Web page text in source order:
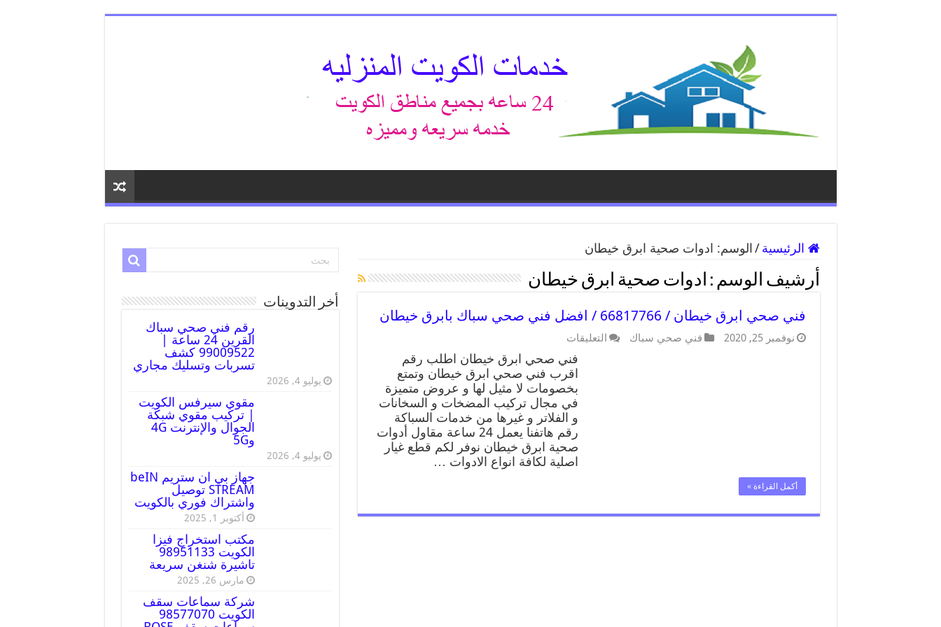
الرئيسية / الوسم: ادوات صحية ابرق خيطان
أرشيف الوسم : ادوات صحية ابرق خيطان
فني صحي ابرق خيطان / 66817766 / افضل فني صحي سباك بابرق خيطان
نوفمبر 25, 2020 فني صحي سباك التعليقات
فني صحي ابرق خيطان اطلب رقم
اقرب فني صحي ابرق خيطان وتمتع
بخصومات لا مثيل لها و عروض متميزة
في مجال تركيب المضخات و السخانات
و الفلاتر و غيرها من خدمات السباكة
رقم هاتفنا يعمل 24 ساعة مقاول أدوات
صحية ابرق خيطان نوفر لكم قطع غيار
اصلية لكافة انواع الادوات …
أكمل القراءة »
أخر التدوينات
رقم فني صحي سباك
القرين 24 ساعة |
99009522 كشف
تسربات وتسليك مجاري
يوليو 4, 2026
مقوي سيرفس الكويت
| تركيب مقوي شبكة
الجوال والإنترنت 4G
و5G
يوليو 4, 2026
جهاز بي ان ستريم beIN
STREAM توصيل
واشتراك فوري بالكويت
أكتوبر 1, 2025
مكتب استخراج فيزا
الكويت 98951133
تاشيرة شنغن سريعة
مارس 26, 2025
شركة سماعات سقف
الكويت 98577070